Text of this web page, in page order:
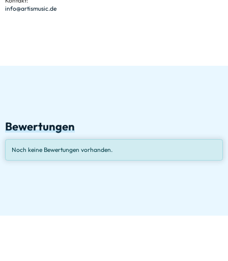
info@artismusic.de
Bewertungen
Noch keine Bewertungen vorhanden.